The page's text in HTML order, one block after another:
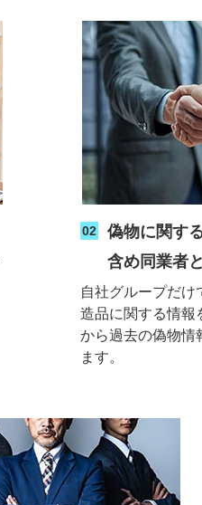
02
偽物に関す
含め同業者
自社グループだけ
造品に関する情報
から過去の偽物情
ます。